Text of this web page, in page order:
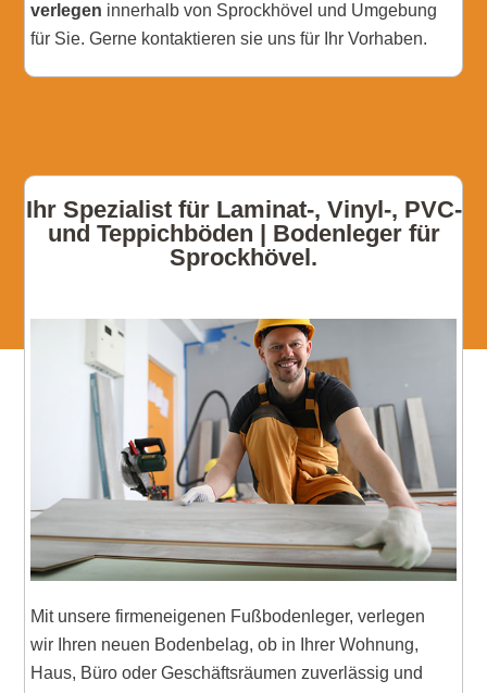
verlegen innerhalb von Sprockhövel und Umgebung
für Sie. Gerne kontaktieren sie uns für Ihr Vorhaben.
Ihr Spezialist für Laminat-, Vinyl-, PVC-
und Teppichböden | Bodenleger für
Sprockhövel.
Mit unsere firmeneigenen Fußbodenleger, verlegen
wir Ihren neuen Bodenbelag, ob in Ihrer Wohnung,
Haus, Büro oder Geschäftsräumen zuverlässig und